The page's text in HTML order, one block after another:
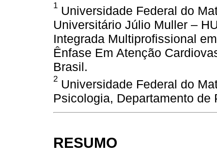
1 Universidade Federal do
Universitário Júlio Muller –
Integrada Multiprofissional
Ênfase Em Atenção
Brasil.
2 Universidade Federal do
Psicologia, Departamento de
RESUMO